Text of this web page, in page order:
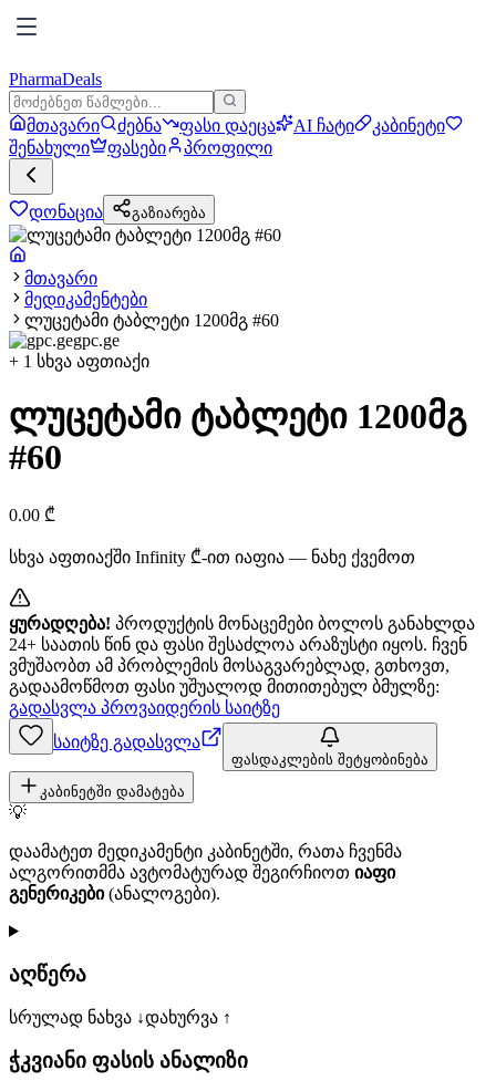
PharmaDeals
მთავარი ძებნა ფასი დაეცა AI ჩატი
კაბინეტი
შენახული
ფასები პროფილი
დონაცია გაზიარება
მთავარი
მედიკამენტები
ლუცეტამი ტაბლეტი 1200მგ #60
gpc.ge
+ 1 სხვა აფთიაქი
ლუცეტამი ტაბლეტი 1200მგ
#60
0.00 ₾
სხვა აფთიაქში Infinity ₾-ით იაფია — ნახე ქვემოთ
ყურადღება! პროდუქტის მონაცემები ბოლოს განახლდა
24+ საათის წინ და ფასი შესაძლოა არაზუსტი იყოს. ჩვენ
ვმუშაობთ ამ პრობლემის მოსაგვარებლად, გთხოვთ,
გადაამოწმოთ ფასი უშუალოდ მითითებულ ბმულზე:
გადასვლა პროვაიდერის საიტზე
საიტზე გადასვლა
ფასდაკლების შეტყობინება
კაბინეტში დამატება
💡
დაამატეთ მედიკამენტი კაბინეტში, რათა ჩვენმა
ალგორითმმა ავტომატურად შეგირჩიოთ იაფი
გენერიკები(ანალოგები).
აღწერა
სრულად ნახვა ↓დახურვა ↑
ჭკვიანი ფასის ანალიზი